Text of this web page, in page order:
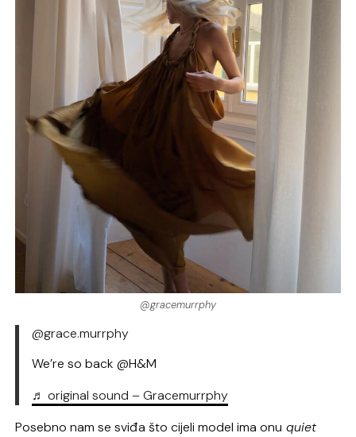
@gracemurrphy
@grace.murrphy
We’re so back @H&M
♬ original sound – Gracemurrphy
Posebno nam se sviđa što cijeli model ima onu quiet